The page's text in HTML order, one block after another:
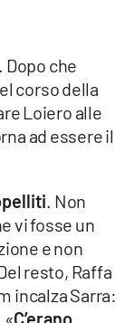
che
corso della
Loiero alle
ad essere il
. Non
vi fosse un
e non
resto, Raffa
incalza Sarra: